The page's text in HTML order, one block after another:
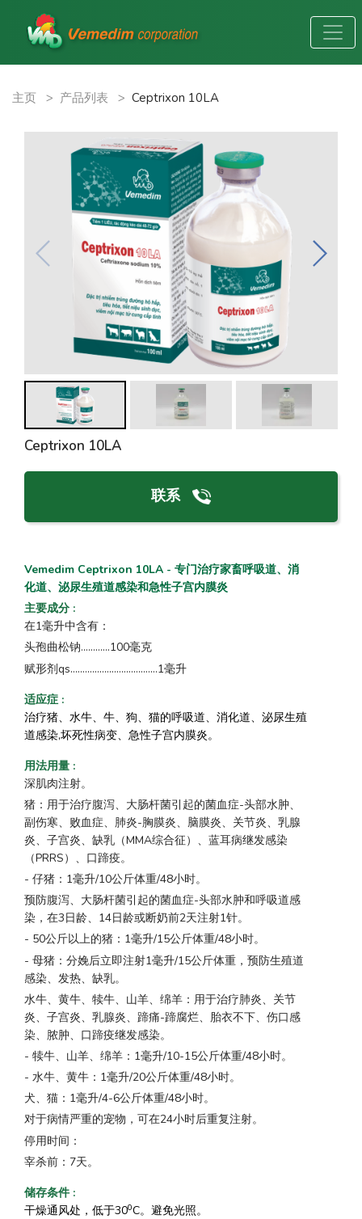
主页 > 产品列表 > Ceptrixon 10LA
Ceptrixon 10LA
联系
Vemedim Ceptrixon 10LA - 专门治疗家畜呼吸道、消
化道、泌尿生殖道感染和急性子宫内膜炎
主要成分 :
在1毫升中含有：
头孢曲松钠............100毫克
赋形剂qs....................................1毫升
适应症 :
治疗猪、水牛、牛、狗、猫的呼吸道、消化道、泌尿生殖
道感染,坏死性病变、急性子宫内膜炎。
用法用量 :
深肌肉注射。
猪：用于治疗腹泻、大肠杆菌引起的菌血症-头部水肿、
副伤寒、败血症、肺炎-胸膜炎、脑膜炎、关节炎、乳腺
炎、子宫炎、缺乳（MMA综合征）、蓝耳病继发感染
（PRRS）、口蹄疫。
- 仔猪：1毫升/10公斤体重/48小时。
预防腹泻、大肠杆菌引起的菌血症-头部水肿和呼吸道感
染，在3日龄、14日龄或断奶前2天注射1针。
- 50公斤以上的猪：1毫升/15公斤体重/48小时。
- 母猪：分娩后立即注射1毫升/15公斤体重，预防生殖道
感染、发热、缺乳。
水牛、黄牛、犊牛、山羊、绵羊：用于治疗肺炎、关节
炎、子宫炎、乳腺炎、蹄痛-蹄腐烂、胎衣不下、伤口感
染、脓肿、口蹄疫继发感染。
- 犊牛、山羊、绵羊：1毫升/10-15公斤体重/48小时。
- 水牛、黄牛：1毫升/20公斤体重/48小时。
犬、猫：1毫升/4-6公斤体重/48小时。
对于病情严重的宠物，可在24小时后重复注射。
停用时间：
宰杀前：7天。
储存条件 :
干燥通风处，低于300C。避免光照。